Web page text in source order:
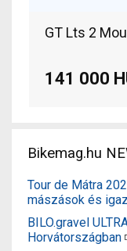
GT Lts 2
141 000
Bikemag.hu
Tour de Mátra
mászások és
BILO.gravel
Horvátországban